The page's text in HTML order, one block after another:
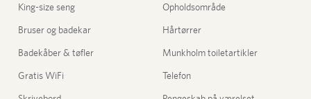
King-size seng Opholdsområde
Bruser og badekar Hårtørrer
Badekåber & tøfler Munkholm toiletartikler
Gratis WiFi Telefon